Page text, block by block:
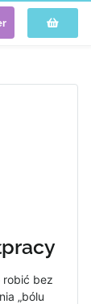
robić bez
„bólu